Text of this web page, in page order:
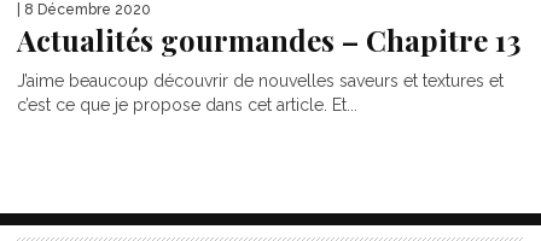
| 8 Décembre 2020
Actualités gourmandes – Chapitre 13
J’aime beaucoup découvrir de nouvelles saveurs et textures et
c’est ce que je propose dans cet article. Et...